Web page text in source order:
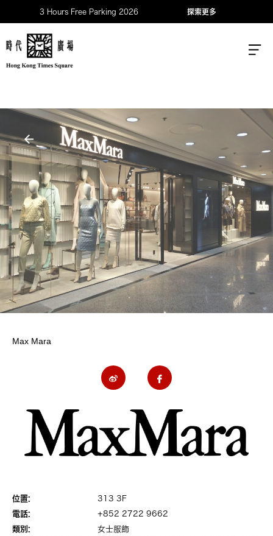
3 Hours Free Parking 2026 探索更多
Max Mara
位置:
313 3F
電話:
+852 2722 9662
類別:
女士服飾